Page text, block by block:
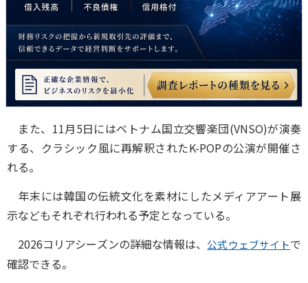
また、11月5日にはベトナム国立交響楽団(VNSO)が演奏
する、クラシック風に再解釈されたK-POPの公演が開催さ
れる。
年末には韓国の伝統文化を素材にしたメディアアート展
示などもそれぞれ行われる予定となっている。
2026コリアシーズンの詳細な情報は、 公式ウェブサイトで
確認できる。